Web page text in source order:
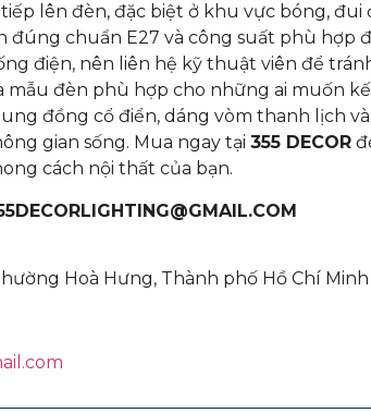
lên đèn, đặc biệt ở khu vực bóng, đui
đúng chuẩn E27 và công suất phù hợp
điện, nên liên hệ kỹ thuật viên để
mẫu đèn phù hợp cho những ai muốn
đồng cổ điển, dáng vòm thanh lịch
gian sống. Mua ngay tại 355 DECOR
cách nội thất của bạn.
Hoà Hưng, Thành phố Hồ Chí Minh